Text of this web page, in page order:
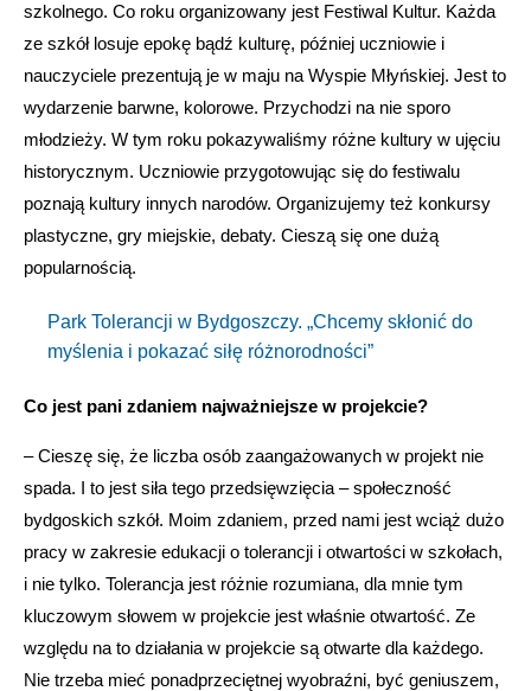
szkolnego. Co roku organizowany jest Festiwal Kultur. Każda
ze szkół losuje epokę bądź kulturę, później uczniowie i
nauczyciele prezentują je w maju na Wyspie Młyńskiej. Jest to
wydarzenie barwne, kolorowe. Przychodzi na nie sporo
młodzieży. W tym roku pokazywaliśmy różne kultury w ujęciu
historycznym. Uczniowie przygotowując się do festiwalu
poznają kultury innych narodów. Organizujemy też konkursy
plastyczne, gry miejskie, debaty. Cieszą się one dużą
popularnością.
Park Tolerancji w Bydgoszczy. „Chcemy skłonić do
myślenia i pokazać siłę różnorodności”
Co jest pani zdaniem najważniejsze w projekcie?
– Cieszę się, że liczba osób zaangażowanych w projekt nie
spada. I to jest siła tego przedsięwzięcia – społeczność
bydgoskich szkół. Moim zdaniem, przed nami jest wciąż dużo
pracy w zakresie edukacji o tolerancji i otwartości w szkołach,
i nie tylko. Tolerancja jest różnie rozumiana, dla mnie tym
kluczowym słowem w projekcie jest właśnie otwartość. Ze
względu na to działania w projekcie są otwarte dla każdego.
Nie trzeba mieć ponadprzeciętnej wyobraźni, być geniuszem,